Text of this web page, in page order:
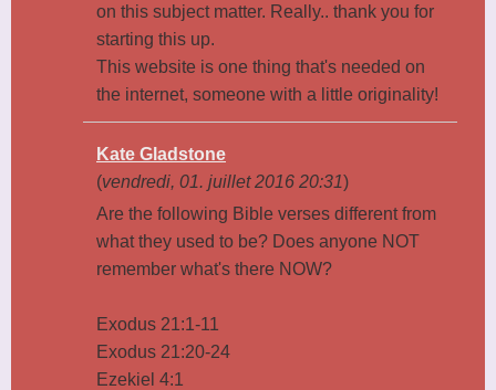
on this subject matter. Really.. thank you for
starting this up.
This website is one thing that's needed on
the internet, someone with a little originality!
Kate Gladstone
(vendredi, 01. juillet 2016 20:31)
Are the following Bible verses different from
what they used to be? Does anyone NOT
remember what's there NOW?
Exodus 21:1-11
Exodus 21:20-24
Ezekiel 4:1